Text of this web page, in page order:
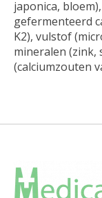
japonica,
gefermenteerd
K2), vulstof
mineralen (zink,
(calciumzouten